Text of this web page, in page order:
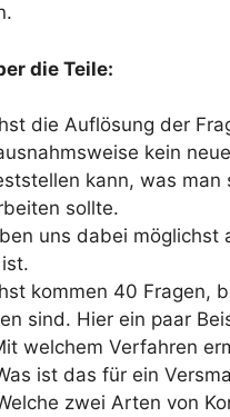
die Teile:
die Auflösung der
kein
kann, was man
sollte.
uns dabei
kommen 40 Fragen,
sind. Hier ein paar
welchem Verfahren
ist das für ein
zwei Arten von